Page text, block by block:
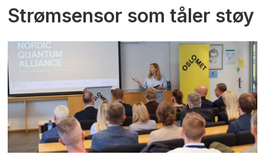
Strømsensor som tåler støy